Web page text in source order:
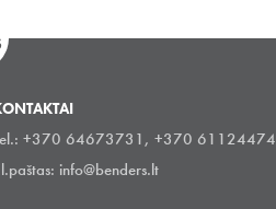
+370 64673731, +370 61124474
info@benders.lt